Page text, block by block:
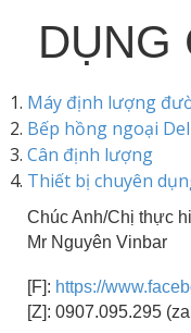
DỤNG
Máy định lượng
Bếp hồng ngoại
Cân định lượng
Thiết bị chuyên
Chúc Anh/Chị thực
Mr Nguyên Vinbar
[F]: https://
[Z]: 0907.095.295